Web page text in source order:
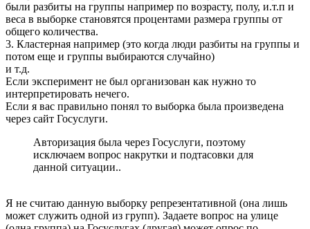
были разбиты на группы например по возрасту, полу, и.т.п и
веса в выборке становятся процентами размера группы от
общего количества.
3. Кластерная например (это когда люди разбиты на группы и
потом еще и группы выбираются случайно)
и т.д.
Если эксперимент не был организован как нужно то
интерпретировать нечего.
Если я вас правильно понял то выборка была произведена
через сайт Госуслуги.
Авторизация была через Госуслуги, поэтому
исключаем вопрос накрутки и подтасовки для
данной ситуации..
Я не считаю данную выборку репрезентативной (она лишь
может служить одной из групп). Задаете вопрос на улице